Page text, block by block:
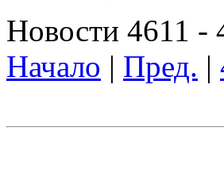
Новости 4611 -
Начало | Пред. |